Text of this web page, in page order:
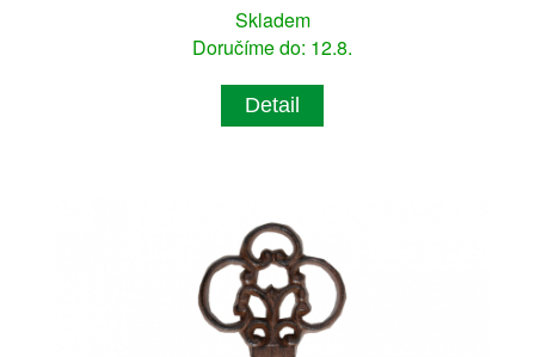
Skladem
Doručíme do: 12.8.
Detail